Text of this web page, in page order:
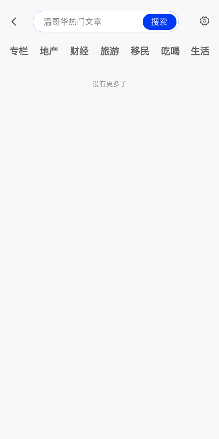
搜索
专栏 地产 财经 旅游 移民 吃喝 生活
没有更多了